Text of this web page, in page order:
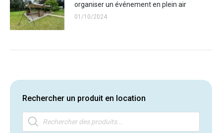
organiser un événement en plein air
01/10/2024
Rechercher un produit en location
Recherche
de
produits